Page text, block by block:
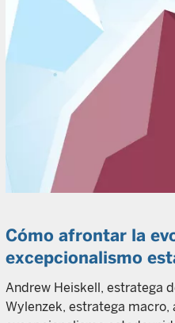
Cómo afrontar la
excepcionalismo
Andrew Heiskell, estratega
Wylenzek, estratega macro,